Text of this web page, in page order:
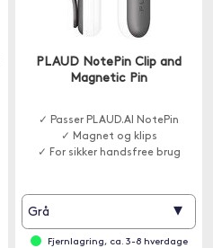
PLAUD NotePin Clip and
Magnetic Pin
✓ Passer PLAUD.AI NotePin
✓ Magnet og klips
✓ For sikker handsfree brug
Grå ▾
Fjernlagring, ca. 3-8 hverdage